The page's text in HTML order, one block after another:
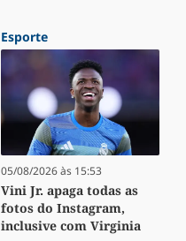
Esporte
05/08/2026 às 15:53
Vini Jr. apaga todas as
fotos do Instagram,
inclusive com Virginia